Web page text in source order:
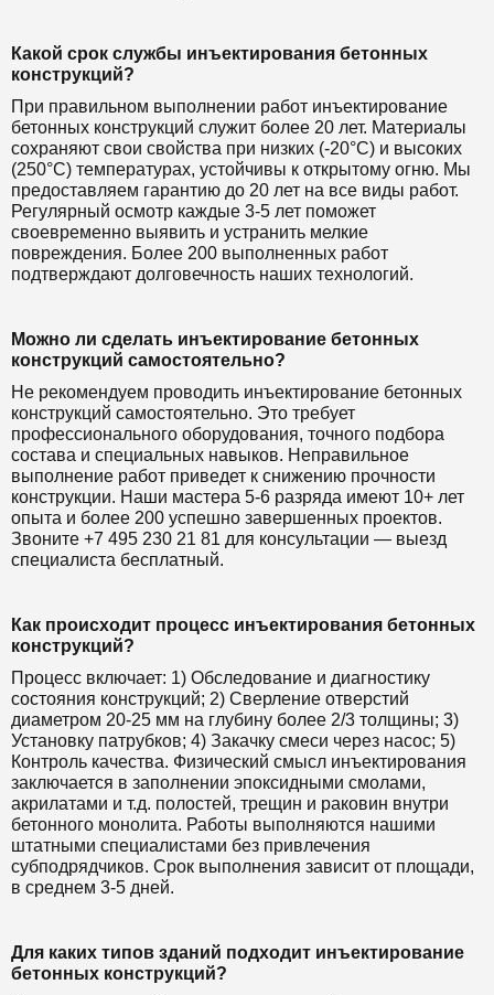
Какой срок службы инъектирования бетонных
конструкций?
При правильном выполнении работ инъектирование
бетонных конструкций служит более 20 лет. Материалы
сохраняют свои свойства при низких (-20°C) и высоких
(250°C) температурах, устойчивы к открытому огню. Мы
предоставляем гарантию до 20 лет на все виды работ.
Регулярный осмотр каждые 3-5 лет поможет
своевременно выявить и устранить мелкие
повреждения. Более 200 выполненных работ
подтверждают долговечность наших технологий.
Можно ли сделать инъектирование бетонных
конструкций самостоятельно?
Не рекомендуем проводить инъектирование бетонных
конструкций самостоятельно. Это требует
профессионального оборудования, точного подбора
состава и специальных навыков. Неправильное
выполнение работ приведет к снижению прочности
конструкции. Наши мастера 5-6 разряда имеют 10+ лет
опыта и более 200 успешно завершенных проектов.
Звоните +7 495 230 21 81 для консультации — выезд
специалиста бесплатный.
Как происходит процесс инъектирования бетонных
конструкций?
Процесс включает: 1) Обследование и диагностику
состояния конструкций; 2) Сверление отверстий
диаметром 20-25 мм на глубину более 2/3 толщины; 3)
Установку патрубков; 4) Закачку смеси через насос; 5)
Контроль качества. Физический смысл инъектирования
заключается в заполнении эпоксидными смолами,
акрилатами и т.д. полостей, трещин и раковин внутри
бетонного монолита. Работы выполняются нашими
штатными специалистами без привлечения
субподрядчиков. Срок выполнения зависит от площади,
в среднем 3-5 дней.
Для каких типов зданий подходит инъектирование
бетонных конструкций?